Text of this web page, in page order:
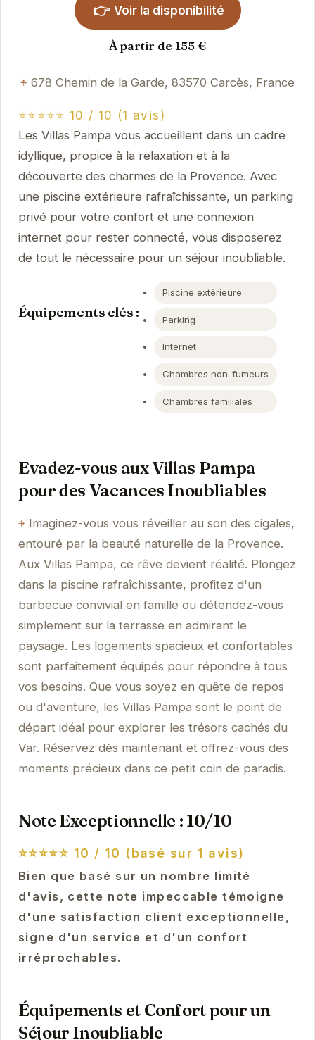
👉 Voir la disponibilité
À partir de 155 €
678 Chemin de la Garde, 83570 Carcès, France
⭐⭐⭐⭐⭐ 10 / 10 (1 avis)
Les Villas Pampa vous accueillent dans un cadre
idyllique, propice à la relaxation et à la
découverte des charmes de la Provence. Avec
une piscine extérieure rafraîchissante, un parking
privé pour votre confort et une connexion
internet pour rester connecté, vous disposerez
de tout le nécessaire pour un séjour inoubliable.
Équipements clés :
Piscine extérieure
Parking
Internet
Chambres non-fumeurs
Chambres familiales
Evadez-vous aux Villas Pampa
pour des Vacances Inoubliables
Imaginez-vous vous réveiller au son des cigales,
entouré par la beauté naturelle de la Provence.
Aux Villas Pampa, ce rêve devient réalité. Plongez
dans la piscine rafraîchissante, profitez d'un
barbecue convivial en famille ou détendez-vous
simplement sur la terrasse en admirant le
paysage. Les logements spacieux et confortables
sont parfaitement équipés pour répondre à tous
vos besoins. Que vous soyez en quête de repos
ou d'aventure, les Villas Pampa sont le point de
départ idéal pour explorer les trésors cachés du
Var. Réservez dès maintenant et offrez-vous des
moments précieux dans ce petit coin de paradis.
Note Exceptionnelle : 10/10
⭐⭐⭐⭐⭐ 10 / 10 (basé sur 1 avis)
Bien que basé sur un nombre limité
d'avis, cette note impeccable témoigne
d'une satisfaction client exceptionnelle,
signe d'un service et d'un confort
irréprochables.
Équipements et Confort pour un
Séjour Inoubliable